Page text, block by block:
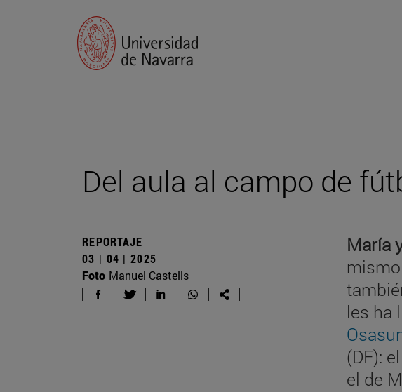
Del aula al campo de
REPORTAJE
03 | 04 | 2025
Foto Manuel Castells
María
les ha
(DF):
el de